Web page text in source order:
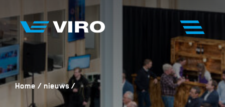
Home nieuws